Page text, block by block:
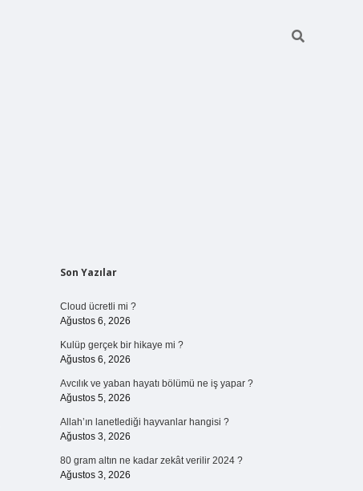
Sidebar
Son Yazılar
Cloud ücretli mi ?
Ağustos 6, 2026
Kulüp gerçek bir hikaye mi ?
Ağustos 6, 2026
Avcılık ve yaban hayatı bölümü ne iş yapar ?
Ağustos 5, 2026
Allah’ın lanetlediği hayvanlar hangisi ?
Ağustos 3, 2026
80 gram altın ne kadar zekât verilir 2024 ?
Ağustos 3, 2026